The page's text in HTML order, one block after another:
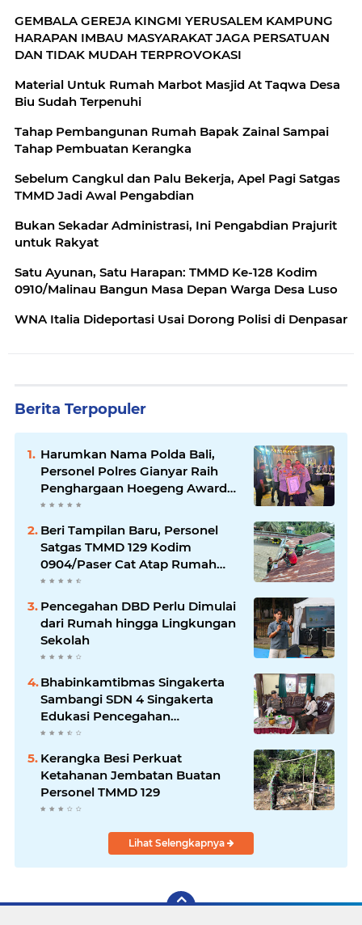
GEMBALA GEREJA KINGMI YERUSALEM KAMPUNG
HARAPAN IMBAU MASYARAKAT JAGA PERSATUAN
DAN TIDAK MUDAH TERPROVOKASI
Material Untuk Rumah Marbot Masjid At Taqwa Desa
Biu Sudah Terpenuhi
Tahap Pembangunan Rumah Bapak Zainal Sampai
Tahap Pembuatan Kerangka
Sebelum Cangkul dan Palu Bekerja, Apel Pagi Satgas
TMMD Jadi Awal Pengabdian
Bukan Sekadar Administrasi, Ini Pengabdian Prajurit
untuk Rakyat
Satu Ayunan, Satu Harapan: TMMD Ke-128 Kodim
0910/Malinau Bangun Masa Depan Warga Desa Luso
WNA Italia Dideportasi Usai Dorong Polisi di Denpasar
Berita Terpopuler
Harumkan Nama Polda Bali,
Personel Polres Gianyar Raih
Penghargaan Hoegeng Awards
2026
Beri Tampilan Baru, Personel
Satgas TMMD 129 Kodim
0904/Paser Cat Atap Rumah
Marbot
Pencegahan DBD Perlu Dimulai
dari Rumah hingga Lingkungan
Sekolah
Bhabinkamtibmas Singakerta
Sambangi SDN 4 Singakerta
Edukasi Pencegahan
Penculikan Anak
Kerangka Besi Perkuat
Ketahanan Jembatan Buatan
Personel TMMD 129
Lihat Selengkapnya